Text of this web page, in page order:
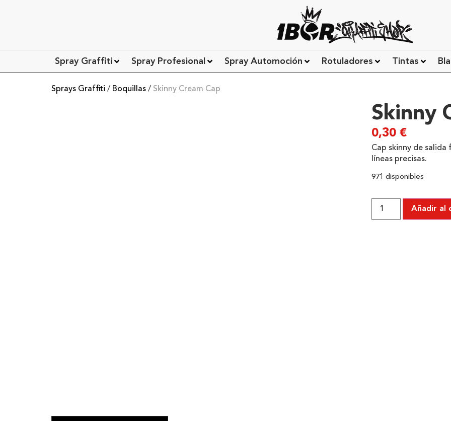
Spray Graffiti Spray Profesional Spray Automoción Rotuladores Tintas
Sprays Graffiti / Boquillas / Skinny Cream Cap
Skinny
0,30€
Cap skinny de
líneas precisas.
971 disponibles
Añadir al